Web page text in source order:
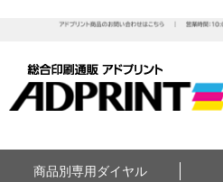
商品別専用ダイヤル